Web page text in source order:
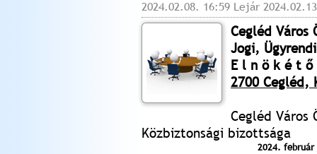
2024.02.08. 16:59 Lejár
Cegléd Város
Jogi,
E l n ö k é t ő
2700 Cegléd,
Cegléd Város
Közbiztonsági bizottsága
2024.